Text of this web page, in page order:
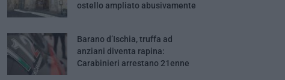
ostello ampliato abusivamente
Barano d’Ischia, truffa ad
anziani diventa rapina:
Carabinieri arrestano 21enne